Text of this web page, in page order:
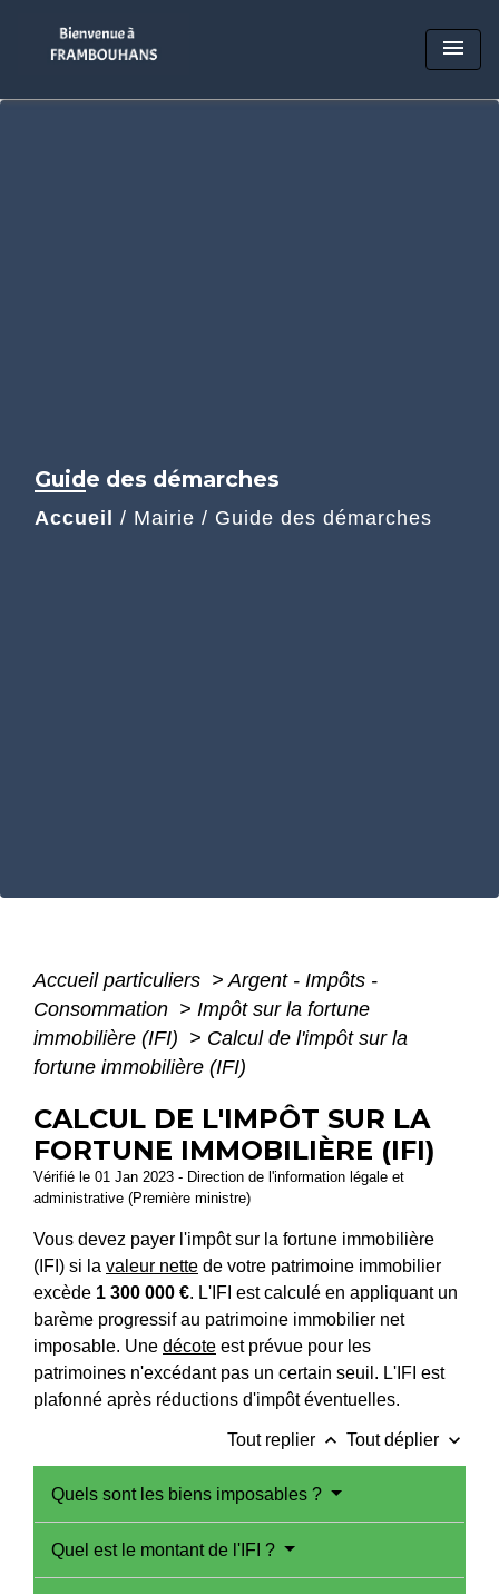
menu
Guide des démarches
Accueil / Mairie / Guide des démarches
Accueil particuliers > Argent - Impôts -
Consommation > Impôt sur la fortune
immobilière (IFI) > Calcul de l'impôt sur la
fortune immobilière (IFI)
CALCUL DE L'IMPÔT SUR LA
FORTUNE IMMOBILIÈRE (IFI)
Vérifié le 01 Jan 2023 - Direction de l'information légale et
administrative (Première ministre)
Vous devez payer l'impôt sur la fortune immobilière
(IFI) si la valeur nette de votre patrimoine immobilier
excède 1 300 000 €. L'IFI est calculé en appliquant un
barème progressif au patrimoine immobilier net
imposable. Une décote est prévue pour les
patrimoines n'excédant pas un certain seuil. L'IFI est
plafonné après réductions d'impôt éventuelles.
Tout replier keyboard_arrow_up Tout déplier keyboard_arrow_down
Quels sont les biens imposables ?
Quel est le montant de l'IFI ?